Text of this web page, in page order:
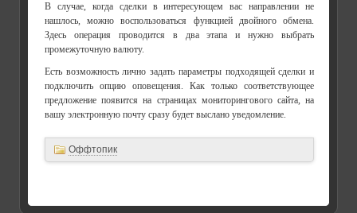
В случае, когда сделки в интересующем вас направлении не
нашлось, можно воспользоваться функцией двойного обмена.
Здесь операция проводится в два этапа и нужно выбрать
промежуточную валюту.
Есть возможность лично задать параметры подходящей сделки и
подключить опцию оповещения. Как только соответствующее
предложение появится на страницах мониторингового сайта, на
вашу электронную почту сразу будет выслано уведомление.
Оффтопик